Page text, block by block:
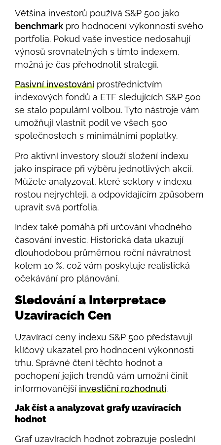
Většina investorů používá S&P 500 jako
benchmark pro hodnocení výkonnosti svého
portfolia. Pokud vaše investice nedosahují
výnosů srovnatelných s tímto indexem,
možná je čas přehodnotit strategii.
Pasivní investování prostřednictvím
indexových fondů a ETF sledujících S&P 500
se stalo populární volbou. Tyto nástroje vám
umožňují vlastnit podíl ve všech 500
společnostech s minimálními poplatky.
Pro aktivní investory slouží složení indexu
jako inspirace při výběru jednotlivých akcií.
Můžete analyzovat, které sektory v indexu
rostou nejrychleji, a odpovídajícím způsobem
upravit svá portfolia.
Index také pomáhá při určování vhodného
časování investic. Historická data ukazují
dlouhodobou průměrnou roční návratnost
kolem 10 %, což vám poskytuje realistická
očekávání pro plánování.
Sledování a Interpretace
Uzavíracích Cen
Uzavírací ceny indexu S&P 500 představují
klíčový ukazatel pro hodnocení výkonnosti
trhu. Správné čtení těchto hodnot a
pochopení jejich trendů vám umožní činit
informovanější investiční rozhodnutí.
Jak číst a analyzovat grafy uzavíracích
hodnot
Graf uzavíracích hodnot zobrazuje poslední